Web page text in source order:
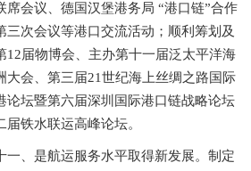
席会议、德国汉堡港务局 “港口链”合作
三次会议等港口交流活动；顺利筹划及
12届物博会、主办第十一届泛太平洋海
大会、第三届21世纪海上丝绸之路国际
论坛暨第六届深圳国际港口链战略论坛
届铁水联运高峰论坛。
一、是航运服务水平取得新发展。制定